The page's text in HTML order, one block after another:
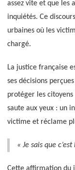
assez vite et que les
inquiétés. Ce
urbaines où les
chargé.
La justice française
ses décisions
protéger les citoyens
saute aux yeux : un
victime et réclame
« Je sais que
Cette affirmation du